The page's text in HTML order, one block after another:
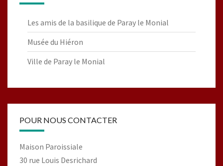
Les amis de la basilique de Paray le Monial
Musée du Hiéron
Ville de Paray le Monial
POUR NOUS CONTACTER
Maison Paroissiale
30 rue Louis Desrichard